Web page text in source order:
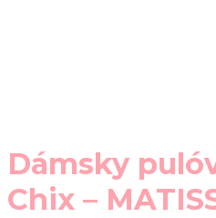
Dámsky
Chix –